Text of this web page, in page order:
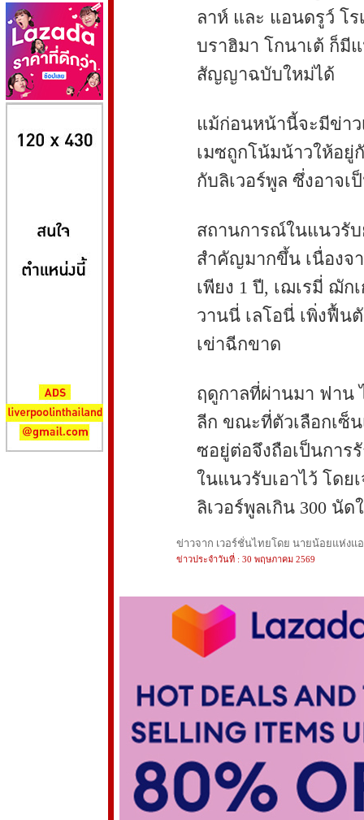
ลาห์ และ แอนดรูว์ โ
บราฮิมา โกนาเต้ ก็มี
สัญญาฉบับใหม่ได้
แม้ก่อนหน้านี้จะมีข่า
เมซถูกโน้มน้าวให้อยู่
กับลิเวอร์พูล ซึ่งอาจ
สถานการณ์ในแนวรับ
สำคัญมากขึ้น เนื่องจ
เพียง 1 ปี, เฌเรมี่ ฌัก
วานนี่ เลโอนี่ เพิ่งฟื้น
เข่าฉีกขาด
ฤดูกาลที่ผ่านมา ฟาน
ลีก ขณะที่ตัวเลือกเซ็
ซอยู่ต่อจึงถือเป็นการ
ในแนวรับเอาไว้ โดย
ลิเวอร์พูลเกิน 300 นั
ข่าวจาก เวอร์ชั่นไทยโดย นายน้อยแห่งแ
ข่าวประจำวันที่ : 30 พฤษภาคม 2569